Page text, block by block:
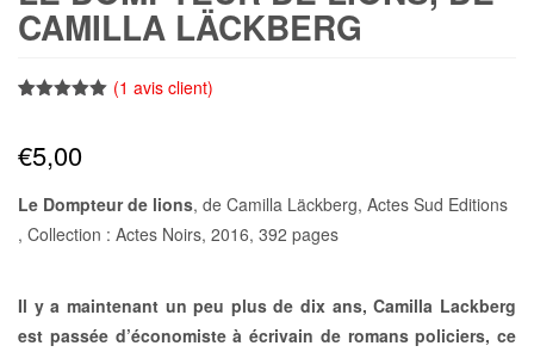
CAMILLA LÄCKBERG
basé sur
notation
(1 avis client)
€5,00
Le Dompteur de lions, de Camilla Läckberg, Actes Sud Editions
, Collection : Actes Noirs, 2016, 392 pages
Il y a maintenant un peu plus de dix ans, Camilla Lackberg
est passée d’économiste à écrivain de romans policiers, ce